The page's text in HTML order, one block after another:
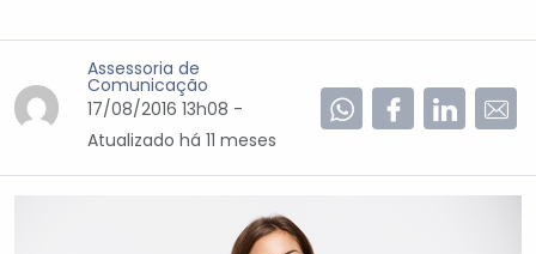
Assessoria de
Comunicação
17/08/2016 13h08 -
Atualizadohá 11 meses